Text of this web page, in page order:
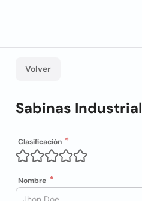
Volver
Sabinas Industrial
Clasificación
Nombre